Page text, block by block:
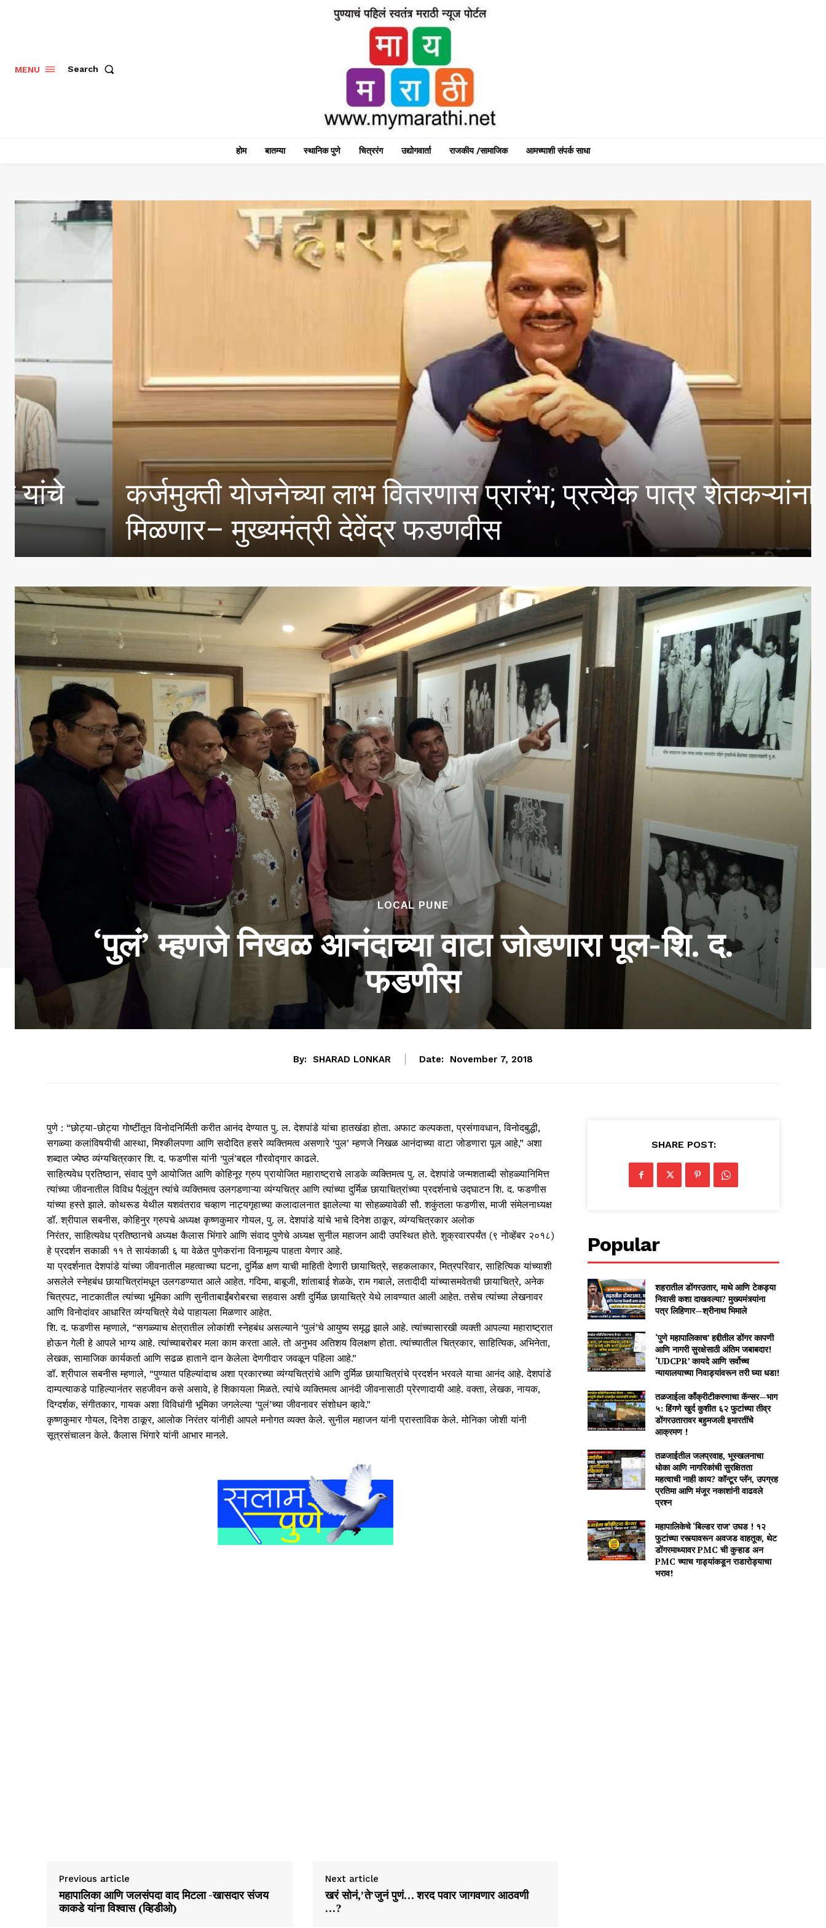
MENU Search
होम बातम्या स्थानिक पुणे चित्ररंग उद्योगवार्ता राजकीय /सामाजिक आमच्याशी संपर्क साधा
जिल्हा अल्पसंख्यांक कल्याण समिती सदस्य पदासाठी अर्ज करण्याचे आवाहन
LOCAL PUNE
‘पुलं’ म्हणजे निखळ आनंदाच्या वाटा जोडणारा पूल-शि. द.
फडणीस
By: SHARAD LONKAR Date: November 7, 2018
पुणे : “छोट्या-छोट्या गोष्टींतून विनोदनिर्मिती करीत आनंद देण्यात पु. ल. देशपांडे यांचा हातखंडा होता. अफाट कल्पकता, प्रसंगावधान, विनोदबुद्धी,
सगळ्या कलांविषयीची आस्था, मिश्कीलपणा आणि सदोदित हसरे व्यक्तिमत्व असणारे ‘पुल’ म्हणजे निखळ आनंदाच्या वाटा जोडणारा पूल आहे,” अशा
शब्दात ज्येष्ठ व्यंग्यचित्रकार शि. द. फडणीस यांनी ‘पुलं’बद्दल गौरवोद्गार काढले.
साहित्यवेधप्रतिष्ठान, संवाद पुणे आयोजित आणि कोहिनूर ग्रुप प्रायोजित महाराष्ट्राचे लाडके व्यक्तिमत्व पु. ल. देशपांडे जन्मशताब्दी सोहळ्यानिमित्त
त्यांच्या जीवनातील विविध पैलूंतुन त्यांचे व्यक्तिमत्व उलगडणाऱ्या व्यंग्यचित्र आणि त्यांच्या दुर्मिळ छायाचित्रांच्या प्रदर्शनाचे उद्घाटन शि. द. फडणीस
यांच्या हस्ते झाले. कोथरूड येथील यशवंतराव चव्हाण नाट्यगृहाच्या कलादालनात झालेल्या या सोहळ्यावेळी सौ. शकुंतला फडणीस, माजी संमेलनाध्यक्ष
डॉ. श्रीपाल सबनीस, कोहिनुर ग्रुपचे अध्यक्ष कृष्णकुमार गोयल, पु. ल. देशपांडे यांचे भाचे दिनेश ठाकूर, व्यंग्यचित्रकार अलोक
निरंतर,साहित्यवेधप्रतिष्ठानचे अध्यक्ष कैलास भिंगारे आणि संवाद पुणेचे अध्यक्ष सुनील महाजन आदी उपस्थित होते. शुक्रवारपर्यंत (९ नोव्हेंबर २०१८)
हे प्रदर्शन सकाळी ११ ते सायंकाळी ६ या वेळेत पुणेकरांना विनामूल्य पाहता येणार आहे.
या प्रदर्शनात देशपांडे यांच्या जीवनातील महत्वाच्या घटना, दुर्मिळ क्षण याची माहिती देणारी छायाचित्रे, सहकलाकार, मित्रपरिवार, साहित्यिक यांच्याशी
असलेले स्नेहबंध छायाचित्रांमधून उलगडण्यात आले आहेत. गदिमा, बाबूजी, शांताबाई शेळके, राम गबाले, लतादीदी यांच्यासमवेतची छायाचित्रे, अनेक
चित्रपट, नाटकातील त्यांच्या भूमिका आणि सुनीताबाईंबरोबरचा सहवास अशी दुर्मिळ छायाचित्रे येथे लावण्यात आली आहेत. तसेच त्यांच्या लेखनावर
आणि विनोदांवर आधारित व्यंग्यचित्रे येथे पाहायला मिळणार आहेत.
शि. द. फडणीस म्हणाले, “सगळ्याच क्षेत्रातील लोकांशी स्नेहबंध असल्याने ‘पुलं’चे आयुष्य समृद्ध झाले आहे. त्यांच्यासारखी व्यक्ती आपल्या महाराष्ट्रात
होऊन गेली हे आपले भाग्य आहे. त्यांच्याबरोबर मला काम करता आले. तो अनुभव अतिशय विलक्षण होता. त्यांच्यातील चित्रकार, साहित्यिक, अभिनेता,
लेखक, सामाजिक कार्यकर्ता आणि सढळ हाताने दान केलेला देणगीदार जवळून पहिला आहे.”
डॉ. श्रीपाल सबनीस म्हणाले, “पुण्यात पहिल्यांदाच अशा प्रकारच्या व्यंग्यचित्रांचे आणि दुर्मिळ छायाचित्रांचे प्रदर्शन भरवले याचा आनंद आहे. देशपांडे
दाम्पत्याकडे पाहिल्यानंतर सहजीवन कसे असावे, हे शिकायला मिळते. त्यांचे व्यक्तिमत्व आनंदी जीवनासाठी प्रेरणादायी आहे. वक्ता, लेखक, नायक,
दिग्दर्शक, संगीतकार, गायक अशा विविधांगी भूमिका जगलेल्या ‘पुलं’च्या जीवनावर संशोधन व्हावे.”
कृष्णकुमार गोयल, दिनेश ठाकूर, आलोक निरंतर यांनीही आपले मनोगत व्यक्त केले. सुनील महाजन यांनी प्रास्ताविक केले. मोनिका जोशी यांनी
सूत्रसंचालन केले. कैलास भिंगारे यांनी आभार मानले.
Previous article
महापालिका आणि जलसंपदा वाद मिटला -खासदार संजय
काकडे यांना विश्वास (व्हिडीओ)
Next article
खरं सोनं,’ते’जुनं पुणं… शरद पवार जागवणार आठवणी
…?
SHARE POST:
Popular
शहरातील डोंगरउतार, माथे आणि टेकड्या
निवासी कशा दाखवल्या? मुख्यमंत्र्यांना
पत्र लिहिणार—श्रीनाथ भिमाले
‘पुणे महापालिकाच’ हद्दीतील डोंगर कापणी
आणि नागरी सुरक्षेसाठी अंतिम जबाबदार!
‘UDCPR’ कायदे आणि सर्वोच्च
न्यायालयाच्या निवाड्यांवरून तरी घ्या धडा!
तळजाईला काँक्रीटीकरणाचा कॅन्सर—भाग
५: हिंगणे खुर्द कुशीत ६२ फुटांच्या तीव्र
डोंगरउतारावर बहुमजली इमारतींचे
आक्रमण !
तळजाईतील जलप्रवाह, भूस्खलनाचा
धोका आणि नागरिकांची सुरक्षितता
महत्वाची नाही काय? कॉन्टूर प्लॅन, उपग्रह
प्रतिमा आणि मंजूर नकाशांनी वाढवले
प्रश्न
महापालिकेचे ‘बिल्डर राज’ उघड ! १२
फुटांच्या रस्त्यावरून अवजड वाहतूक, थेट
डोंगरमाथ्यावर PMC ची कुऱ्हाड अन
PMC च्याच गाड्यांकडून राडारोड्याचा
भराव!